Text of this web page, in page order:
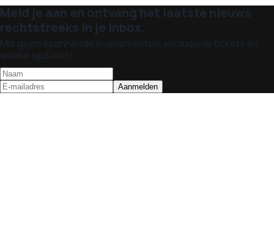
Meld je aan en ontvang het laatste nieuws
rechtstreeks in je inbox.
Mis geen spannende evenementen, exclusieve tickets en
unieke updates!